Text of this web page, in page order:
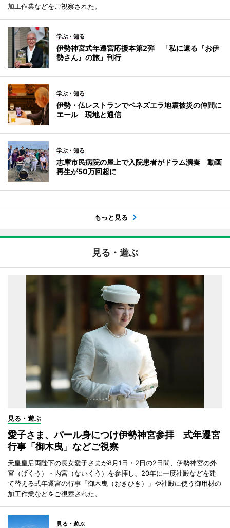
加工作業などをご視察された。
学ぶ・知る
伊勢神宮式年遷宮応援本第2弾 「私に還る『お伊
勢さん』の旅」刊行
学ぶ・知る
伊勢・仏レストランでベネズエラ地震被災の仲間に
エール 現地と通信
学ぶ・知る
志摩市民病院の屋上で入院患者がドラム演奏 動画
再生が50万回超に
もっと見る
見る・遊ぶ
見る・遊ぶ
愛子さま、パール身につけ伊勢神宮参拝 式年遷宮
行事「御木曳」などご視察
天皇皇后両陛下の長女愛子さまが8月1日・2日の2日間、伊勢神宮の外
宮（げくう）・内宮（ないくう）を参拝し、20年に一度社殿などを建
て替える式年遷宮の行事「御木曳（おきひき）」や社殿に使う御用材の
加工作業などをご視察された。
見る・遊ぶ